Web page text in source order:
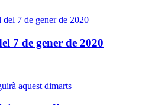
7 de gener de 2020